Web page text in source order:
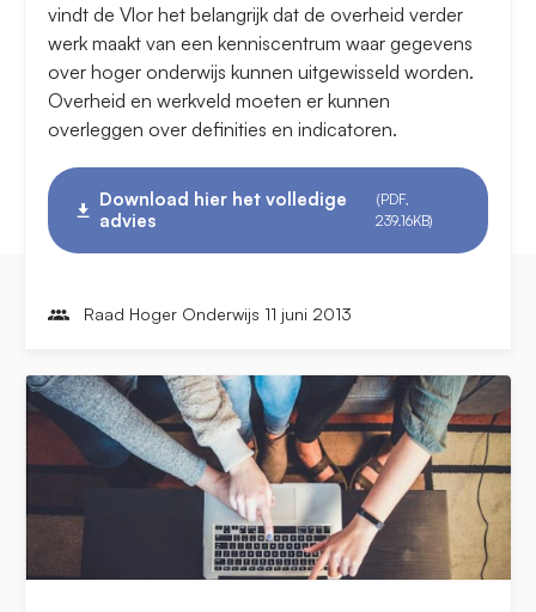
vindt de Vlor het belangrijk dat de overheid verder
werk maakt van een kenniscentrum waar gegevens
over hoger onderwijs kunnen uitgewisseld worden.
Overheid en werkveld moeten er kunnen
overleggen over definities en indicatoren.
Download hier het volledige
advies
(PDF,
239.16KB)
Raad Hoger Onderwijs 11 juni 2013